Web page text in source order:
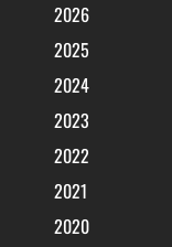
2026
2025
2024
2023
2022
2021
2020